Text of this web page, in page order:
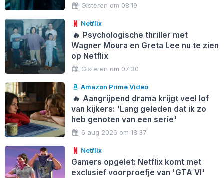
Gisteren om 08:19
Netflix
🔥 Psychologische thriller met
Wagner Moura en Greta Lee nu te zien
op Netflix
Gisteren om 07:30
Amazon Prime Video
🔥 Aangrijpend drama krijgt veel lof
van kijkers: 'Lang geleden dat ik zo
heb genoten van een serie'
6 aug 2026 om 18:37
Netflix
Gamers opgelet: Netflix komt met
exclusief voorproefje van 'GTA VI'